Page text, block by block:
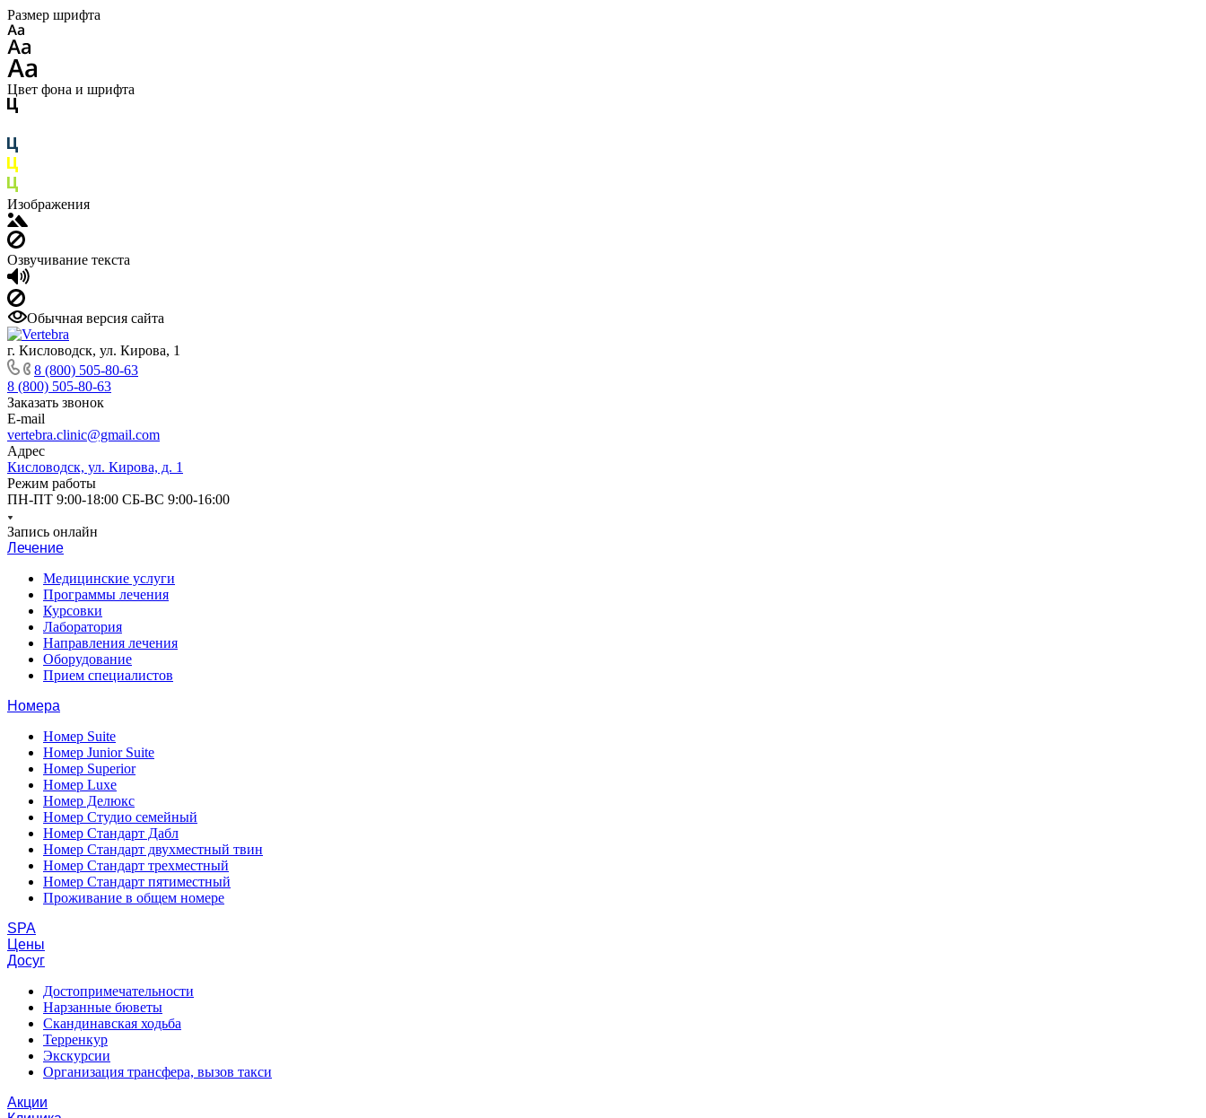
Размер шрифта
Цвет фона и шрифта
Изображения
Озвучивание текста
Обычная версия сайта
г. Кисловодск, ул. Кирова, 1
8 (800) 505-80-63
8 (800) 505-80-63
Заказать звонок
E-mail
vertebra.clinic@gmail.com
Адрес
Кисловодск, ул. Кирова, д. 1
Режим работы
ПН-ПТ 9:00-18:00 СБ-ВС 9:00-16:00
Запись онлайн
Лечение
Медицинские услуги
Программы лечения
Курсовки
Лаборатория
Направления лечения
Оборудование
Прием специалистов
Номера
Номер Suite
Номер Junior Suite
Номер Superior
Номер Luxe
Номер Делюкс
Номер Студио семейный
Номер Стандарт Дабл
Номер Стандарт двухместный твин
Номер Стандарт трехместный
Номер Стандарт пятиместный
Проживание в общем номере
SPA
Цены
Досуг
Достопримечательности
Нарзанные бюветы
Скандинавская ходьба
Терренкур
Экскурсии
Организация трансфера, вызов такси
Акции